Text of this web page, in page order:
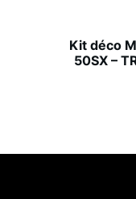
Kit déco
50SX –